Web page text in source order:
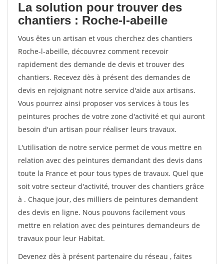
La solution pour trouver des
chantiers : Roche-l-abeille
Vous êtes un artisan et vous cherchez des chantiers
Roche-l-abeille, découvrez comment recevoir
rapidement des demande de devis et trouver des
chantiers. Recevez dès à présent des demandes de
devis en rejoignant notre service d'aide aux artisans.
Vous pourrez ainsi proposer vos services à tous les
peintures proches de votre zone d'activité et qui auront
besoin d'un artisan pour réaliser leurs travaux.
L'utilisation de notre service permet de vous mettre en
relation avec des peintures demandant des devis dans
toute la France et pour tous types de travaux. Quel que
soit votre secteur d'activité, trouver des chantiers grâce
à . Chaque jour, des milliers de peintures demandent
des devis en ligne. Nous pouvons facilement vous
mettre en relation avec des peintures demandeurs de
travaux pour leur Habitat.
Devenez dès à présent partenaire du réseau , faites